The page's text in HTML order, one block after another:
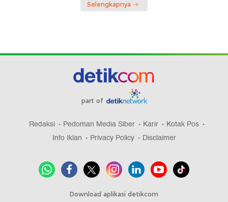
Selengkapnya
part of
Redaksi Pedoman Media Siber Karir
Kotak Pos
Info Iklan
Privacy Policy Disclaimer
Download aplikasi detikcom